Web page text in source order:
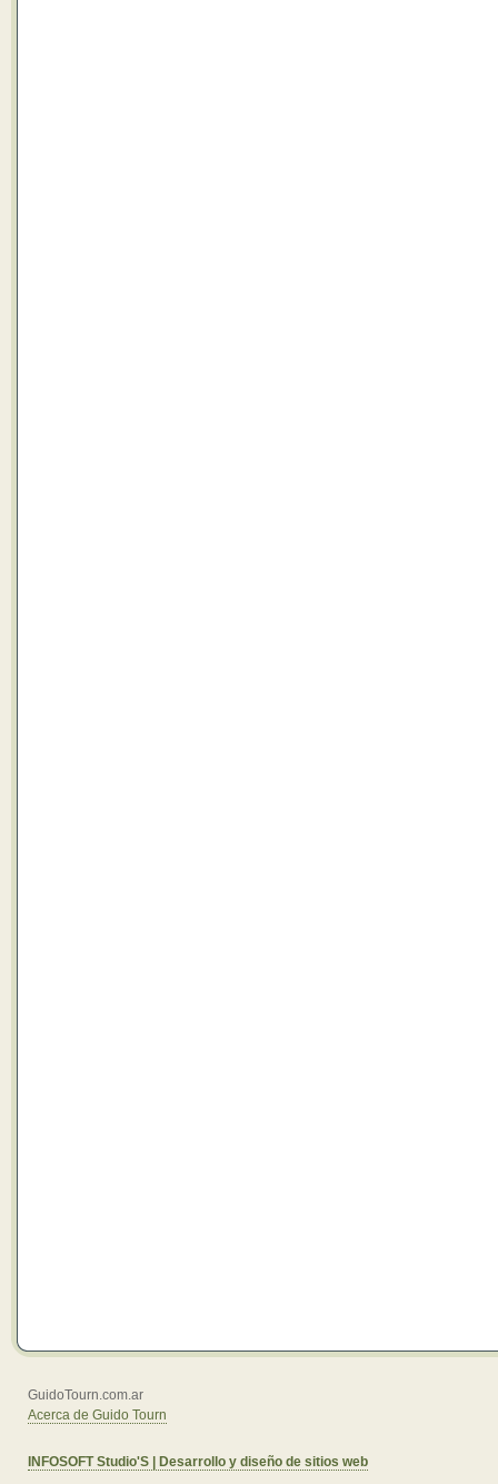
GuidoTourn.com.ar
Acerca de Guido Tourn
INFOSOFT Studio'S | Desarrollo y diseño de sitios web